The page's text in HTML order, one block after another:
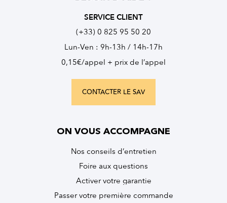
SERVICE CLIENT
(+33) 0 825 95 50 20
Lun-Ven : 9h-13h / 14h-17h
0,15€/appel + prix de l’appel
CONTACTER LE SAV
ON VOUS ACCOMPAGNE
Nos conseils d’entretien
Foire aux questions
Activer votre garantie
Passer votre première commande